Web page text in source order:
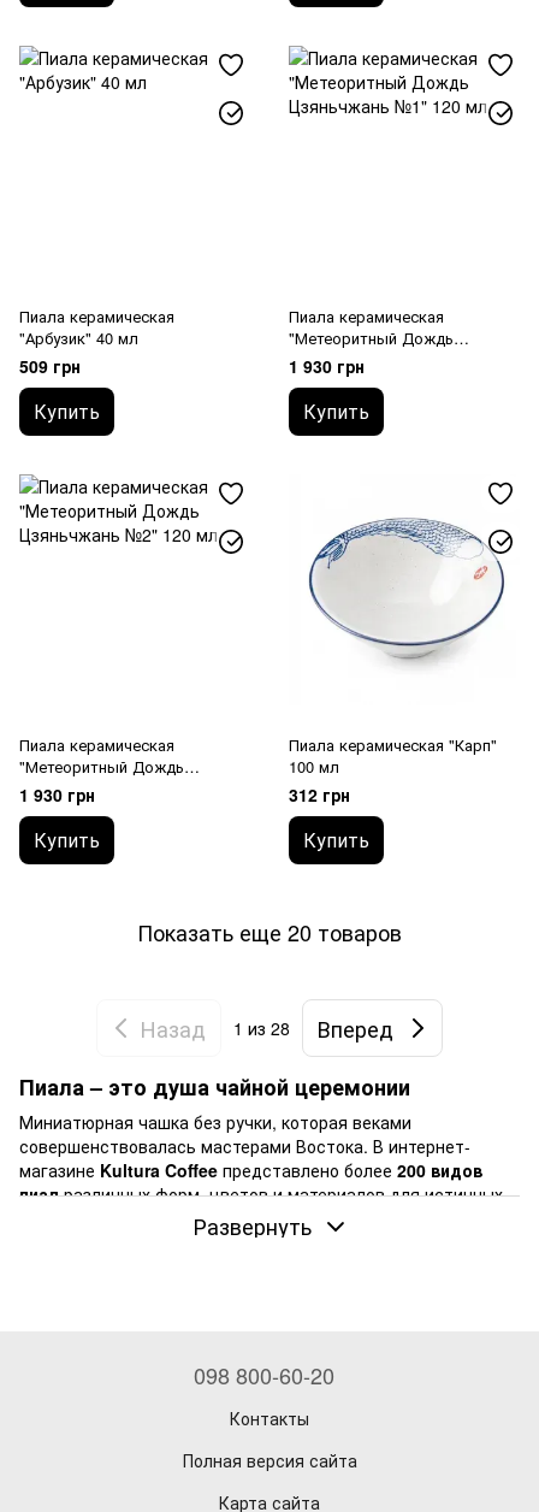
Пиала керамическая
"Арбузик" 40 мл
509 грн
Купить
Пиала керамическая
"Метеоритный Дождь
Цзяньчжань №1" 120 мл
1 930 грн
Купить
Пиала керамическая
"Метеоритный Дождь
Цзяньчжань №2" 120 мл
1 930 грн
Купить
Пиала керамическая "Карп"
100 мл
312 грн
Купить
Показать еще 20 товаров
Назад 1 из 28
Вперед
Пиала – это душа чайной церемонии
Миниатюрная чашка без ручки, которая веками
совершенствовалась мастерами Востока. В интернет-
магазине Kultura Coffee представлено более 200 видов
пиалразличных форм, цветов и материалов для истинных
ценителей чайной культуры в Украине.
аромат настоя. Теплые стенки пиалы согревают ладони,
из Цзяньшуйсохраняют естественный
вкус чая благодаря пористой структуре материала.
Развернуть
098 800-60-20
Контакты
Полная версия сайта
Карта сайта